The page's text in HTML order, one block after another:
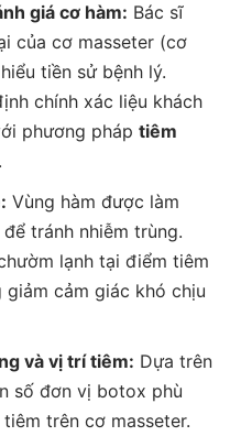
giá cơ hàm: Bác sĩ
của cơ masseter (cơ
tiền sử bệnh lý.
chính xác liệu khách
phương pháp tiêm
Vùng hàm được làm
tránh nhiễm trùng.
lạnh tại điểm tiêm
giảm cảm giác khó chịu
và vị trí tiêm: Dựa trên
số đơn vị botox phù
trên cơ masseter.